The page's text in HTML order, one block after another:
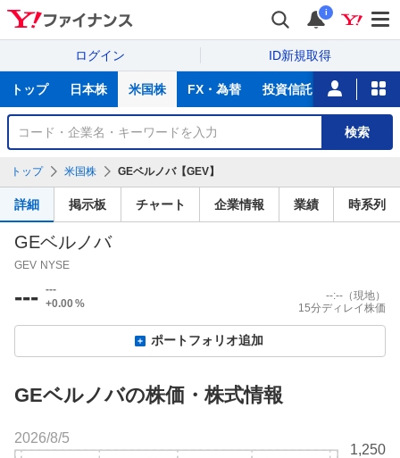
i
ログイン ID新規取得
サ
トップ 日本株 米国株 FX・為替 投資信託 ニュース
銘
検
索
検索
トップ 米国株 GEベルノバ【GEV】
詳細 掲示板 チャート 企業情報 業績 時系列
GEベルノバ
GEV NYSE
--- ---
+0.00%
--:-- （現地）
15分ディレイ株価
ポートフォリオ追加
GEベルノバの株価・株式情報
1,250
2026/8/5